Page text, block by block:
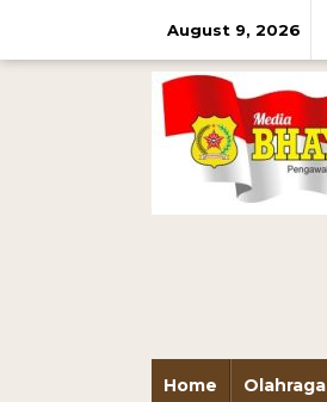
August 9, 2026
Home Olahraga